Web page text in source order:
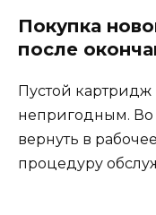
Покупка
после
Пустой картридж
непригодным. Во
вернуть в
процедуру